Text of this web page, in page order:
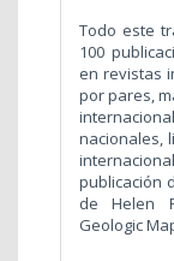
Todo este
100
en revistas
por pares,
nacionales,
publicación
de Helen
Geologic